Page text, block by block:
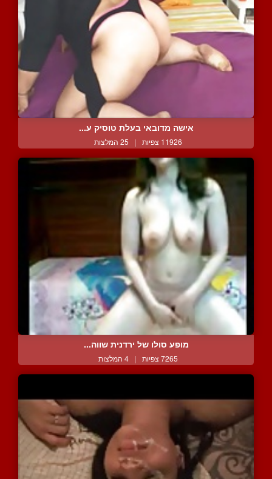
אישה מדובאי בעלת טוסיק ע...
11926 צפיות | 25 המלצות
מופע סולו של ירדנית שווה...
7265 צפיות | 4 המלצות